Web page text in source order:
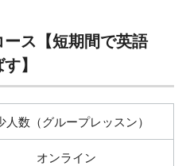
ス【短期間で英語
】
人数（グループレッスン）
オンライン